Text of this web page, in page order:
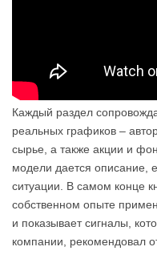
Каждый раздел
реальных графиков –
сырье, а также акции и
модели дается описание,
ситуации. В самом конце
собственном опыте
и показывает сигналы,
компании, рекомендовал